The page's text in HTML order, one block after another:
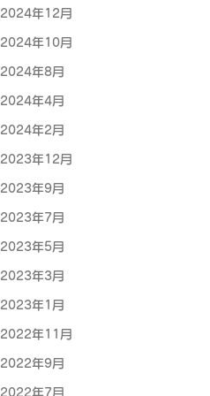
2024年12月
2024年10月
2024年8月
2024年4月
2024年2月
2023年12月
2023年9月
2023年7月
2023年5月
2023年3月
2023年1月
2022年11月
2022年9月
2022年7月